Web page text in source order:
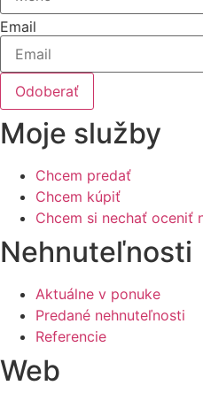
Email
Odoberať
Moje služby
Chcem predať
Chcem kúpiť
Chcem si nechať oceniť
Nehnuteľnosti
Aktuálne v ponuke
Predané nehnuteľnosti
Referencie
Web